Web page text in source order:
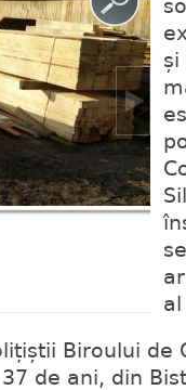
și
Biroului de
de ani, din